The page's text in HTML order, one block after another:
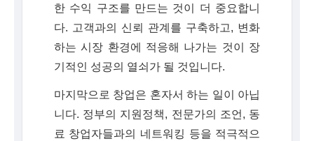
한 수익 구조를 만드는 것이 더 중요합니
다. 고객과의 신뢰 관계를 구축하고, 변화
하는 시장 환경에 적응해 나가는 것이 장
기적인 성공의 열쇠가 될 것입니다.
마지막으로 창업은 혼자서 하는 일이 아닙
니다. 정부의 지원정책, 전문가의 조언, 동
료 창업자들과의 네트워킹 등을 적극적으